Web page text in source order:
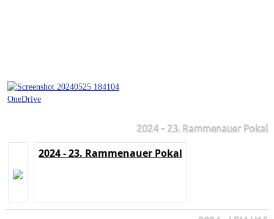
2024 - 23. Rammenauer Pokal
2024 - 23. Rammenauer Pokal